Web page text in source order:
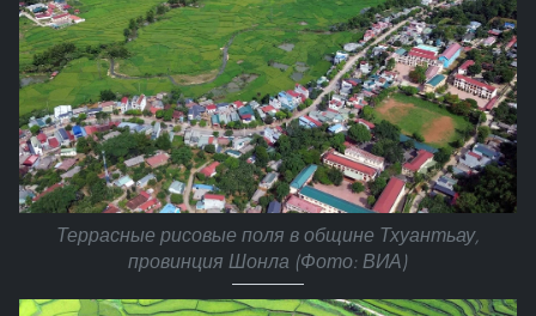
Террасные рисовые поля в общине Тхуантьау,
провинция Шонла (Фото: ВИА)